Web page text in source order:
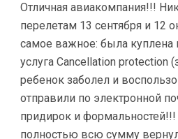
Отличная авиакомпания!!!
перелетам 13 сентября и 12
самое важное: была куплена
услуга Cancellation protection
ребенок заболел и
отправили по электронной
придирок и
полностью всю сумму